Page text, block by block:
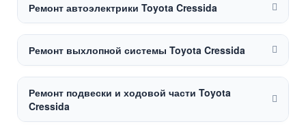
Ремонт автоэлектрики Toyota Cressida
Ремонт выхлопной системы Toyota Cressida
Ремонт подвески и ходовой части Toyota
Cressida